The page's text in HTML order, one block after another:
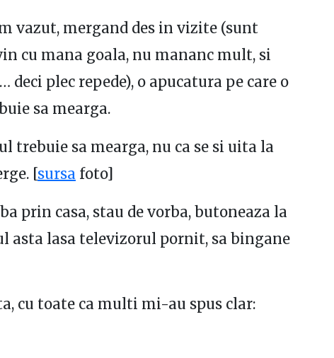
vazut, mergand des in vizite (sunt
cu mana goala, nu mananc mult, si
plec repede), o apucatura pe care o
sa mearga.
trebuie sa mearga, nu ca se si uita la
[sursa foto]
prin casa, stau de vorba, butoneaza la
asta lasa televizorul pornit, sa bingane
cu toate ca multi mi-au spus clar: